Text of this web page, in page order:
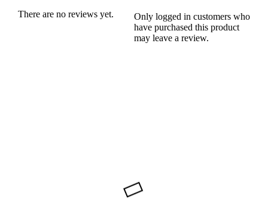
There are no reviews yet.
Only logged in customers who
have purchased this product
may leave a review.